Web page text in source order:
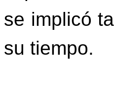
se implicó
su tiempo.